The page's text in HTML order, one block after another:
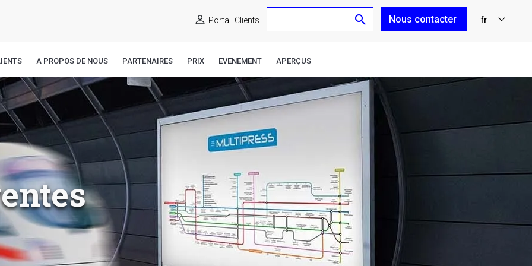
Portail Clients Nous contacter fr
A PROPOS DE NOUS PARTENAIRES PRIX EVENEMENT APERÇUS